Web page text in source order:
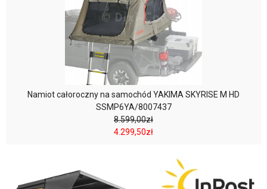
Namiot całoroczny na samochód YAKIMA SKYRISE M HD
SSMP6YA/8007437
8.599,00zł
4.299,50zł